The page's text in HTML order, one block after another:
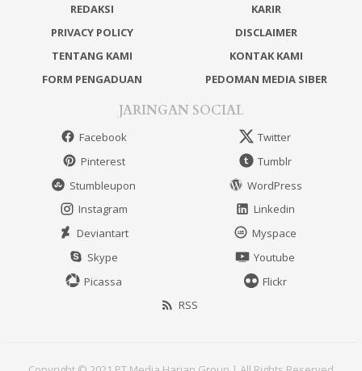
REDAKSI
KARIR
PRIVACY POLICY
DISCLAIMER
TENTANG KAMI
KONTAK KAMI
FORM PENGADUAN
PEDOMAN MEDIA SIBER
JARINGAN SOCIAL
Facebook
Twitter
Pinterest
Tumblr
Stumbleupon
WordPress
Instagram
Linkedin
Deviantart
Myspace
Skype
Youtube
Picassa
Flickr
RSS